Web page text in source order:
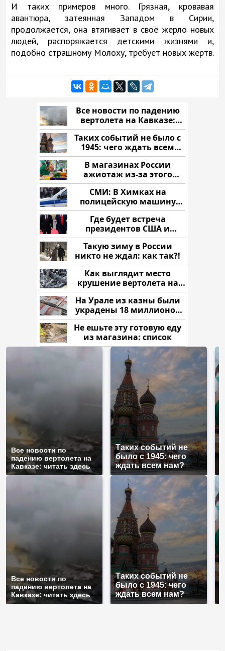
И таких примеров много. Грязная, кровавая
авантюра, затеянная Западом в Сирии,
продолжается, она втягивает в своё жерло новых
людей, распоряжается детскими жизнями и,
подобно страшному Молоху, требует новых жертв.
Все новости по падению
вертолета на Кавказе:
читать здесь
Таких событий не было с
1945: чего ждать всем
нам?
В магазинах России
ажиотаж из-за этого
продукта: что купить?
СМИ: В Химках на
полицейскую машину
напали и подожгли.
Где будет встреча
президентов США и
России: Европа?
Такую зиму в России
никто не ждал: как так?!
Как выглядит место
крушение вертолета на
Кавказе: смотреть
На Урале из казны были
украдены 18 миллионов
рублей
Не ешьте эту готовую еду
из магазина: список
Все новости по
падению вертолета на
Кавказе: читать здесь
Таких событий не
было с 1945: чего
ждать всем нам?
Все новости по
падению вертолета на
Кавказе: читать здесь
Таких событий не
было с 1945: чего
ждать всем нам?